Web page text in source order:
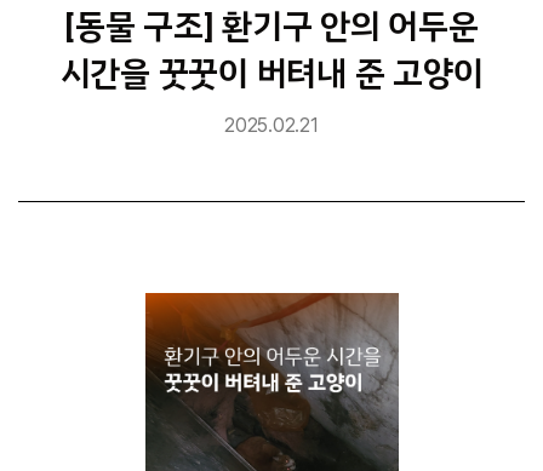
[동물 구조] 환기구 안의 어두운
시간을 꿋꿋이 버텨내 준 고양이
2025.02.21